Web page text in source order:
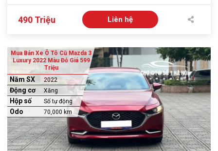
490 Triệu Liên hệ
Mua Bán Xe Ô Tô Cũ Mazda 3
Luxury 2022 Màu Đỏ Giá 599
Triệu
Năm SX 2022
Động cơ Xăng
Hộp số Số tự động
Odo 70,000 km